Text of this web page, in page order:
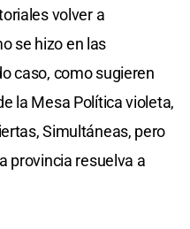
volver a
se hizo en las
caso, como sugieren
la Mesa Política violeta,
Simultáneas, pero
provincia resuelva a